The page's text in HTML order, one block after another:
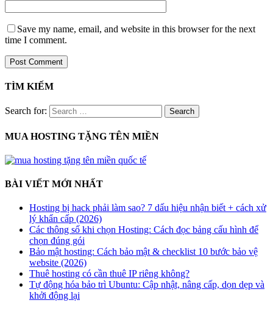
Save my name, email, and website in this browser for the next
time I comment.
TÌM KIẾM
Search for:
MUA HOSTING TẶNG TÊN MIỀN
BÀI VIẾT MỚI NHẤT
Hosting bị hack phải làm sao? 7 dấu hiệu nhận biết + cách xử
lý khẩn cấp (2026)
Các thông số khi chọn Hosting: Cách đọc bảng cấu hình để
chọn đúng gói
Bảo mật hosting: Cách bảo mật & checklist 10 bước bảo vệ
website (2026)
Thuê hosting có cần thuê IP riêng không?
Tự động hóa bảo trì Ubuntu: Cập nhật, nâng cấp, dọn dẹp và
khởi động lại